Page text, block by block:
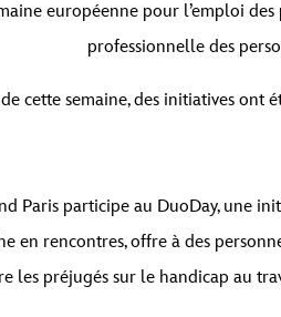
européenne pour l’emploi
professionnelle des
cette semaine, des initiatives ont
Paris participe au DuoDay, une
en rencontres, offre à des
les préjugés sur le handicap au